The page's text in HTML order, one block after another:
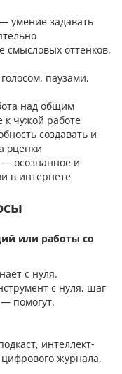
умение задавать
оттенков,
паузами,
над общим
к чужой работе
создавать и
оценки
— осознанное и
в интернете
или работы со
с нуля.
с нуля, шаг
помогут.
интеллект-
журнала.